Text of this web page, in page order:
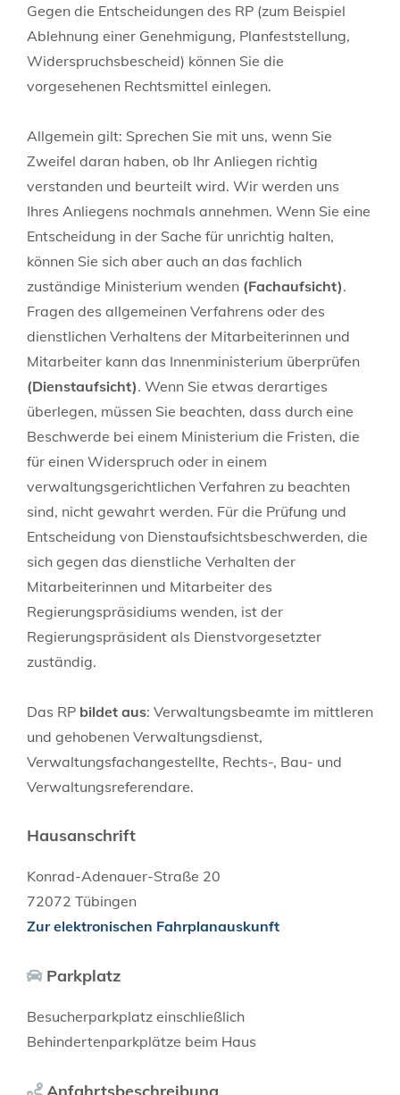
Gegen die Entscheidungen des RP (zum Beispiel
Ablehnung einer Genehmigung, Planfeststellung,
Widerspruchsbescheid) können Sie die
vorgesehenen Rechtsmittel einlegen.
Allgemein gilt: Sprechen Sie mit uns, wenn Sie
Zweifel daran haben, ob Ihr Anliegen richtig
verstanden und beurteilt wird. Wir werden uns
Ihres Anliegens nochmals annehmen. Wenn Sie eine
Entscheidung in der Sache für unrichtig halten,
können Sie sich aber auch an das fachlich
zuständige Ministerium wenden (Fachaufsicht).
Fragen des allgemeinen Verfahrens oder des
dienstlichen Verhaltens der Mitarbeiterinnen und
Mitarbeiter kann das Innenministerium überprüfen
(Dienstaufsicht). Wenn Sie etwas derartiges
überlegen, müssen Sie beachten, dass durch eine
Beschwerde bei einem Ministerium die Fristen, die
für einen Widerspruch oder in einem
verwaltungsgerichtlichen Verfahren zu beachten
sind, nicht gewahrt werden. Für die Prüfung und
Entscheidung von Dienstaufsichtsbeschwerden, die
sich gegen das dienstliche Verhalten der
Mitarbeiterinnen und Mitarbeiter des
Regierungspräsidiums wenden, ist der
Regierungspräsident als Dienstvorgesetzter
zuständig.
Das RP bildet aus: Verwaltungsbeamte im mittleren
und gehobenen Verwaltungsdienst,
Verwaltungsfachangestellte, Rechts-, Bau- und
Verwaltungsreferendare.
Hausanschrift
Konrad-Adenauer-Straße 20
72072 Tübingen
Zur elektronischen Fahrplanauskunft
Parkplatz
Besucherparkplatz einschließlich
Behindertenparkplätze beim Haus
Anfahrtsbeschreibung